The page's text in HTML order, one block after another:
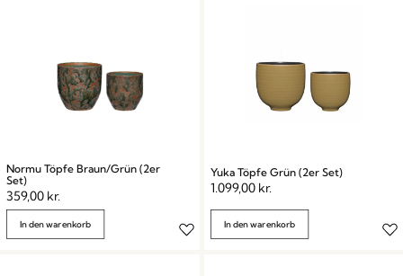
Normu Töpfe Braun/Grün (2er
Set)
359,00 kr.
In den warenkorb
Yuka Töpfe Grün (2er Set)
1.099,00 kr.
In den warenkorb